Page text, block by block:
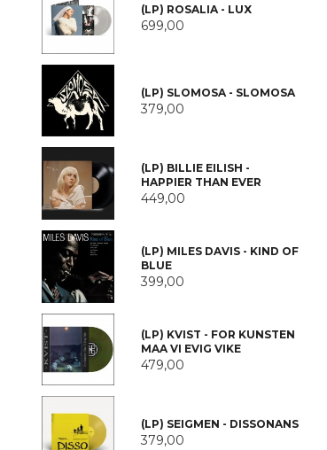
(LP) ROSALIA - LUX
699,00
(LP) SLOMOSA - SLOMOSA
379,00
(LP) BILLIE EILISH -
HAPPIER THAN EVER
449,00
(LP) MILES DAVIS - KIND OF
BLUE
399,00
(LP) KVIST - FOR KUNSTEN
MAA VI EVIG VIKE
479,00
(LP) SEIGMEN - DISSONANS
379,00